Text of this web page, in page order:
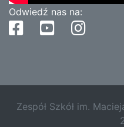
Odwiedź nas na:
Zespół Szkół im.